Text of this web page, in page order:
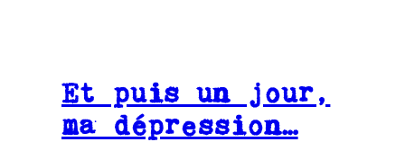
Et puis un jour,
ma dépression…